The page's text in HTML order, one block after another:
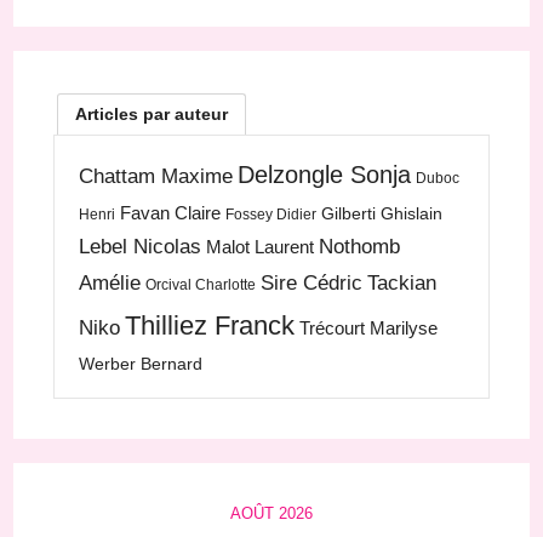
Articles par auteur
Chattam Maxime Delzongle Sonja Duboc
Henri Favan Claire Fossey Didier Gilberti Ghislain
Lebel Nicolas Malot Laurent Nothomb
Amélie Orcival Charlotte Sire Cédric Tackian
Niko Thilliez Franck Trécourt Marilyse
Werber Bernard
AOÛT 2026